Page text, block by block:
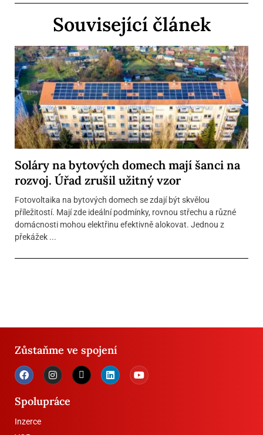
Související článek
Soláry na bytových domech mají šanci na
rozvoj. Úřad zrušil užitný vzor
Fotovoltaika na bytových domech se zdají být skvělou
příležitostí. Mají zde ideální podmínky, rovnou střechu a různé
domácnosti mohou elektřinu efektivně alokovat. Jednou z
překážek ...
Zůstaňme ve spojení
Spolupráce
Inzerce